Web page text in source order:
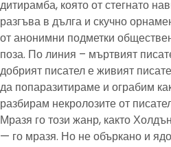
дитирамба, която от стегнато
разгъва в дълга и скучно
от анонимни подметки
поза. По линия – мъртвият
добрият писател е живият
да попаразитираме и ограбим
разбирам некролозите от
Мразя го този жанр, както
— го мразя. Но не объркано и